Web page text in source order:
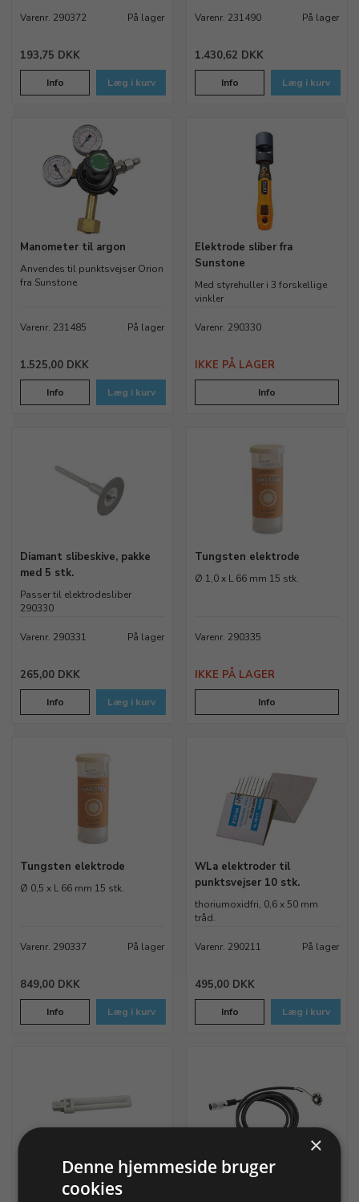
Varenr. 290372 På lager
193,75 DKK
Info Læg i kurv
Varenr. 231490 På lager
1.430,62 DKK
Info Læg i kurv
Manometer til argon
Anvendes til punktsvejser Orion
fra Sunstone
Varenr. 231485 På lager
1.525,00 DKK
Info Læg i kurv
Elektrode sliber fra
Sunstone
Med styrehuller i 3 forskellige
vinkler
Varenr. 290330
IKKE PÅ LAGER
Info
Diamant slibeskive, pakke
med 5 stk.
Passer til elektrodesliber
290330
Varenr. 290331 På lager
265,00 DKK
Info Læg i kurv
Tungsten elektrode
Ø 1,0 x L 66 mm 15 stk.
Varenr. 290335
IKKE PÅ LAGER
Info
Tungsten elektrode
Ø 0,5 x L 66 mm 15 stk.
Varenr. 290337 På lager
849,00 DKK
Info Læg i kurv
WLa elektroder til
punktsvejser 10 stk.
thoriumoxidfri, 0,6 x 50 mm
tråd.
Varenr. 290211 På lager
495,00 DKK
Info Læg i kurv
Pære til punktsvejser, 9W
LED pære til
×
Denne hjemmeside bruger
cookies